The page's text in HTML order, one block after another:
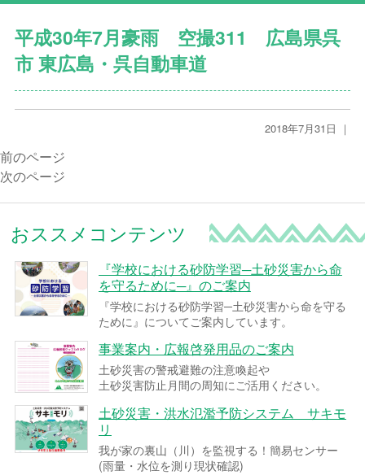
平成30年7月豪雨 空撮311 広島県呉
市 東広島・呉自動車道
2018年7月31日 ｜
前のページ
次のページ
おススメコンテンツ
『学校における砂防学習─土砂災害から命
を守るために─』のご案内
『学校における砂防学習─土砂災害から命を守る
ために』についてご案内しています。
事業案内・広報啓発用品のご案内
土砂災害の警戒避難の注意喚起や
土砂災害防止月間の周知にご活用ください。
土砂災害・洪水氾濫予防システム サキモ
リ
我が家の裏山（川）を監視する！簡易センサー
(雨量・水位を測り現状確認)